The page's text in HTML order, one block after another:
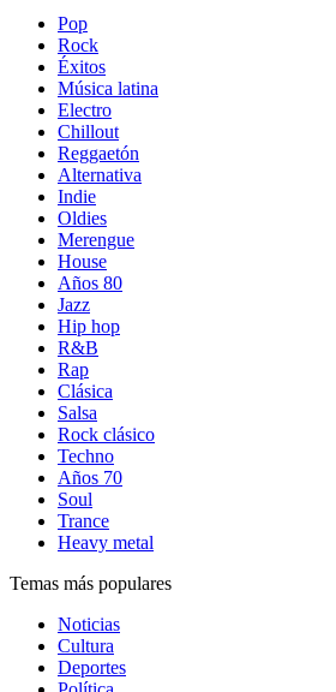
Pop
Rock
Éxitos
Música latina
Electro
Chillout
Reggaetón
Alternativa
Indie
Oldies
Merengue
House
Años 80
Jazz
Hip hop
R&B
Rap
Clásica
Salsa
Rock clásico
Techno
Años 70
Soul
Trance
Heavy metal
Temas más populares
Noticias
Cultura
Deportes